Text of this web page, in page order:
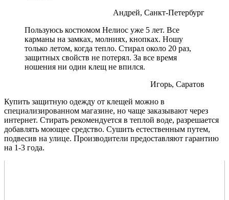
Андрей, Санкт-Петербург
Пользуюсь костюмом Нелиос уже 5 лет. Все
карманы на замках, молниях, кнопках. Ношу
только летом, когда тепло. Стирал около 20 раз,
защитных свойств не потерял. За все время
ношения ни один клещ не впился.
Игорь, Саратов
Купить защитную одежду от клещей можно в
специализированном магазине, но чаще заказывают через
интернет. Стирать рекомендуется в теплой воде, разрешается
добавлять моющее средство. Сушить естественным путем,
подвесив на улице. Производители предоставляют гарантию
на 1-3 года.